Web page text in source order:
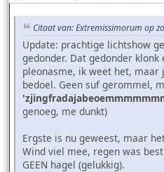
Citaat van: Extremissimorum op
Update: prachtige lichtshow
gedonder. Dat gedonder
pleonasme, ik weet het,
bedoel. Geen suf gerommel,
genoeg, me dunkt)
Ergste is nu geweest, maar
Wind viel mee, regen was
GEEN hagel (gelukkig).